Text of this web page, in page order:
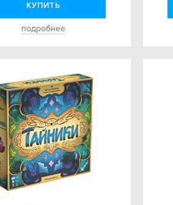
КУПИТЬ
подробнее